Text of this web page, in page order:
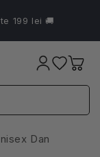
199 lei 🚚
Coș
Dan